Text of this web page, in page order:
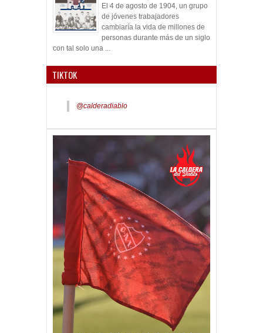
El 4 de agosto de 1904, un grupo
de jóvenes trabajadores
cambiaría la vida de millones de
personas durante más de un siglo
con tal solo una ...
TIKTOK
@calderadiablo